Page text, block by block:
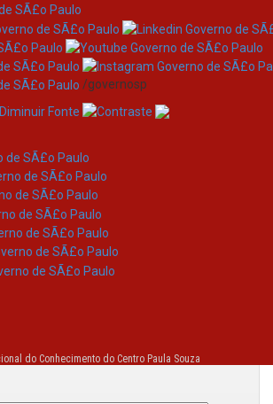
/governosp
do Conhecimento do Centro Paula Souza